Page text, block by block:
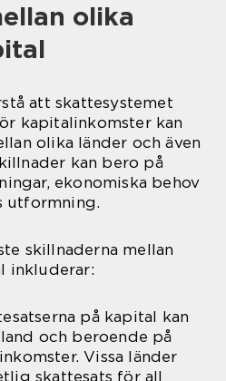
olika
att skattesystemet
kapitalinkomster kan
olika länder och även
kan bero på
ekonomiska behov
utformning.
skillnaderna mellan
inkluderar:
på kapital kan
och beroende på
Vissa länder
skattesats för all